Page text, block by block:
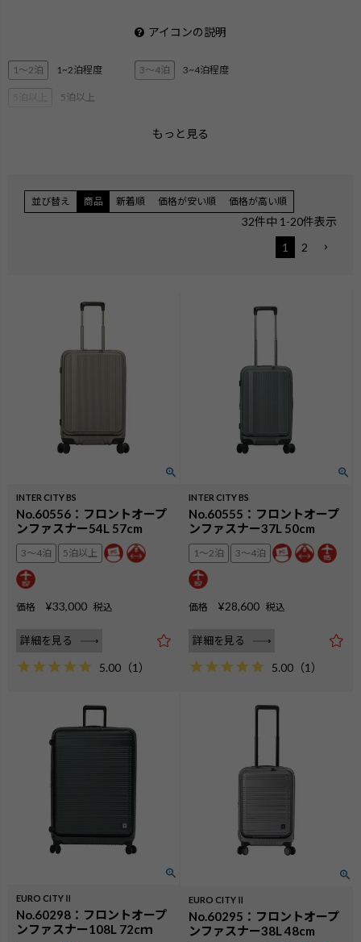
アイコンの説明
1〜2泊 1~2泊程度 3〜4泊 3~4泊程度
5泊以上
3Way キャリーオン機能
ショルダー
機内持ち込みサイズ
もっと見る
並び替え 商品 新着順 価格が安い順 価格が高い順
32件中 1 -20件表示
1
2
INTER CITY BS
No.60556：フロントオープ
ンファスナー54L 57cm
3〜4泊 5泊以上
価格 ¥33,000 税込
詳細を見る
5.00 （1）
INTER CITY BS
No.60555：フロントオープ
ンファスナー37L 50cm
1〜2泊 3〜4泊
価格 ¥28,600 税込
詳細を見る
5.00 （1）
EURO CITYⅡ
No.60298：フロントオープ
ンファスナー108L 72cｍ
EURO CITYⅡ
No.60295：フロントオープ
ンファスナー38L 48cm